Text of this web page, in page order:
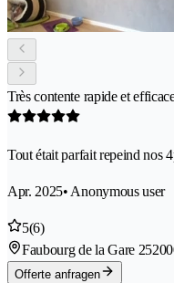
Très contente rapide et
Tout était parfait repeind nos
Apr. 2025• Anonymous user
5(6)
Faubourg de la Gare 25
Offerte anfragen